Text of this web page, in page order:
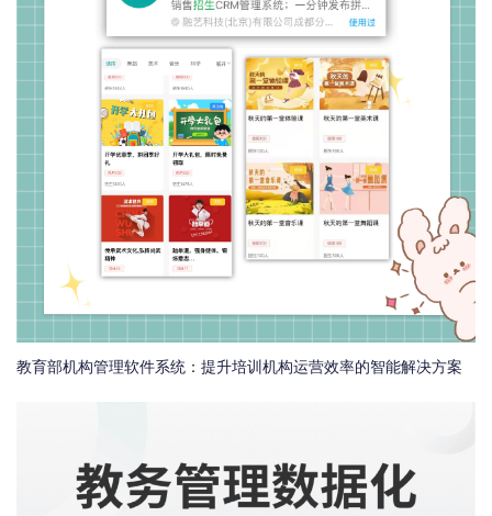
教育部机构管理软件系统：提升培训机构运营效率的智能解决方案